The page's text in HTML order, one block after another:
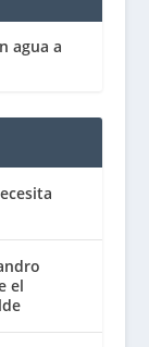
agua a
el